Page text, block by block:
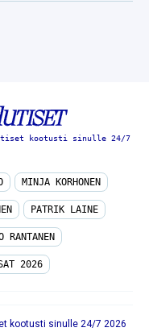
kootusti sinulle 24/7
MINJA KORHONEN
PATRIK LAINE
RANTANEN
2026
kootusti sinulle 24/7 2026